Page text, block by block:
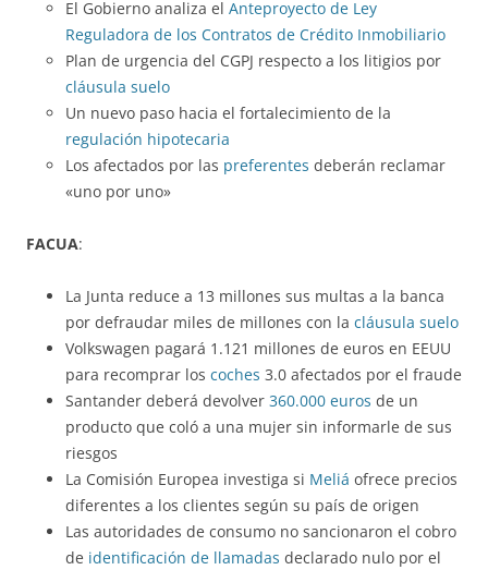
El Gobierno analiza el Anteproyecto de Ley
Reguladora de los Contratos de Crédito Inmobiliario
Plan de urgencia del CGPJ respecto a los litigios por
cláusula suelo
Un nuevo paso hacia el fortalecimiento de la
regulación hipotecaria
Los afectados por las preferentes deberán reclamar
«uno por uno»
FACUA:
La Junta reduce a 13 millones sus multas a la banca
por defraudar miles de millones con la cláusula suelo
Volkswagen pagará 1.121 millones de euros en EEUU
para recomprar los coches 3.0 afectados por el fraude
Santander deberá devolver 360.000 euros de un
producto que coló a una mujer sin informarle de sus
riesgos
La Comisión Europea investiga si Meliá ofrece precios
diferentes a los clientes según su país de origen
Las autoridades de consumo no sancionaron el cobro
de identificación de llamadas declarado nulo por el